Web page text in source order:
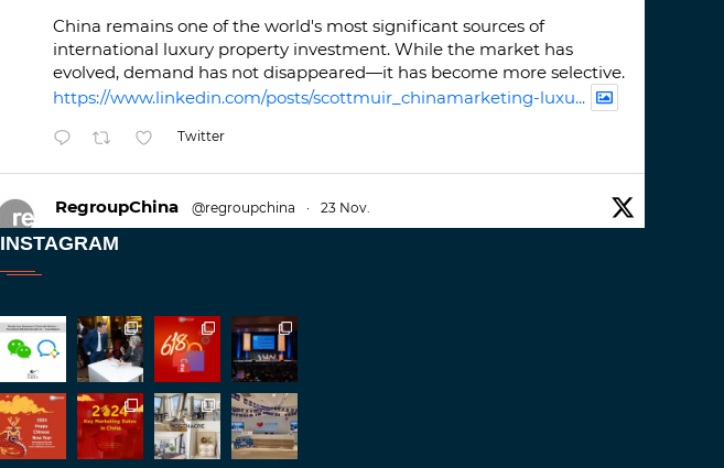
China remains one of the world's most significant sources of
international luxury property investment. While the market has
evolved, demand has not disappeared—it has become more selective.
https://www.linkedin.com/posts/scottmuir_chinamarketing-luxu...
Twitter
RegroupChina @regroupchina · 23 Nov.
Great to be at
RegroupChina @regroupchina
Great to catch up with our colleague and friend, Mr Daniel
Batemam discussing new opportunities in China. A pleasure as always.
#rethinkchina
INSTAGRAM